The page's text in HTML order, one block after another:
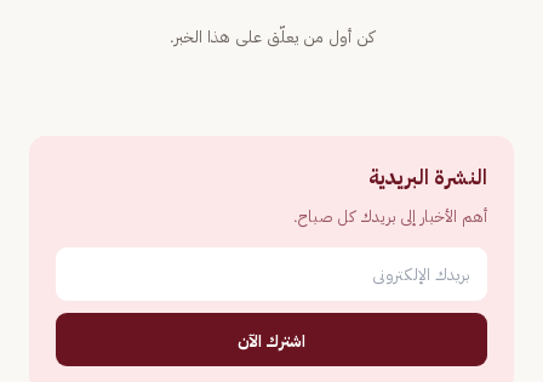
كن أول من يعلّق على هذا الخبر.
النشرة البريدية
أهم الأخبار إلى بريدك كل صباح.
اشترك الآن